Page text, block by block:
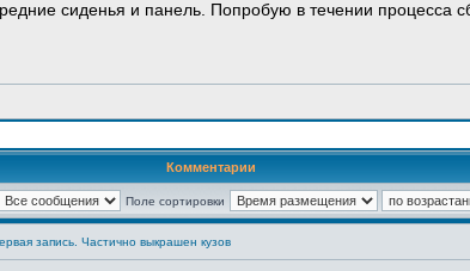
сиденья и панель. Попробую в течении процесса
Комментарии
Поле сортировки
запись. Частично выкрашен кузов